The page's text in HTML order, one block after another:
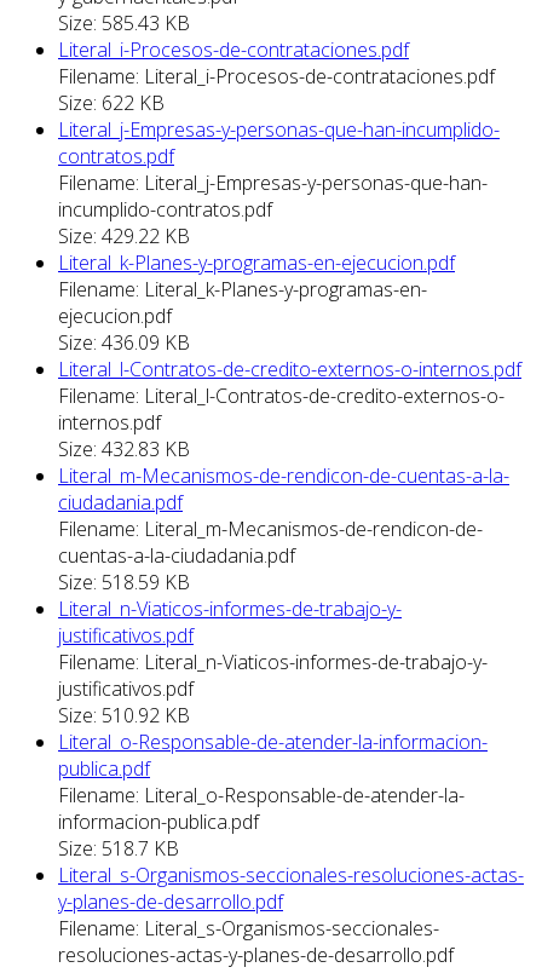
Size: 585.43 KB
Literal_i-Procesos-de-contrataciones.pdf
Filename: Literal_i-Procesos-de-contrataciones.pdf
Size: 622 KB
Literal_j-Empresas-y-personas-que-han-incumplido-
contratos.pdf
Filename: Literal_j-Empresas-y-personas-que-han-
incumplido-contratos.pdf
Size: 429.22 KB
Literal_k-Planes-y-programas-en-ejecucion.pdf
Filename: Literal_k-Planes-y-programas-en-
ejecucion.pdf
Size: 436.09 KB
Literal_l-Contratos-de-credito-externos-o-internos.pdf
Filename: Literal_l-Contratos-de-credito-externos-o-
internos.pdf
Size: 432.83 KB
Literal_m-Mecanismos-de-rendicon-de-cuentas-a-la-
ciudadania.pdf
Filename: Literal_m-Mecanismos-de-rendicon-de-
cuentas-a-la-ciudadania.pdf
Size: 518.59 KB
Literal_n-Viaticos-informes-de-trabajo-y-
justificativos.pdf
Filename: Literal_n-Viaticos-informes-de-trabajo-y-
justificativos.pdf
Size: 510.92 KB
Literal_o-Responsable-de-atender-la-informacion-
publica.pdf
Filename: Literal_o-Responsable-de-atender-la-
informacion-publica.pdf
Size: 518.7 KB
Literal_s-Organismos-seccionales-resoluciones-actas-
y-planes-de-desarrollo.pdf
Filename: Literal_s-Organismos-seccionales-
resoluciones-actas-y-planes-de-desarrollo.pdf